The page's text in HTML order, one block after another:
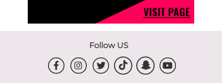
Follow US